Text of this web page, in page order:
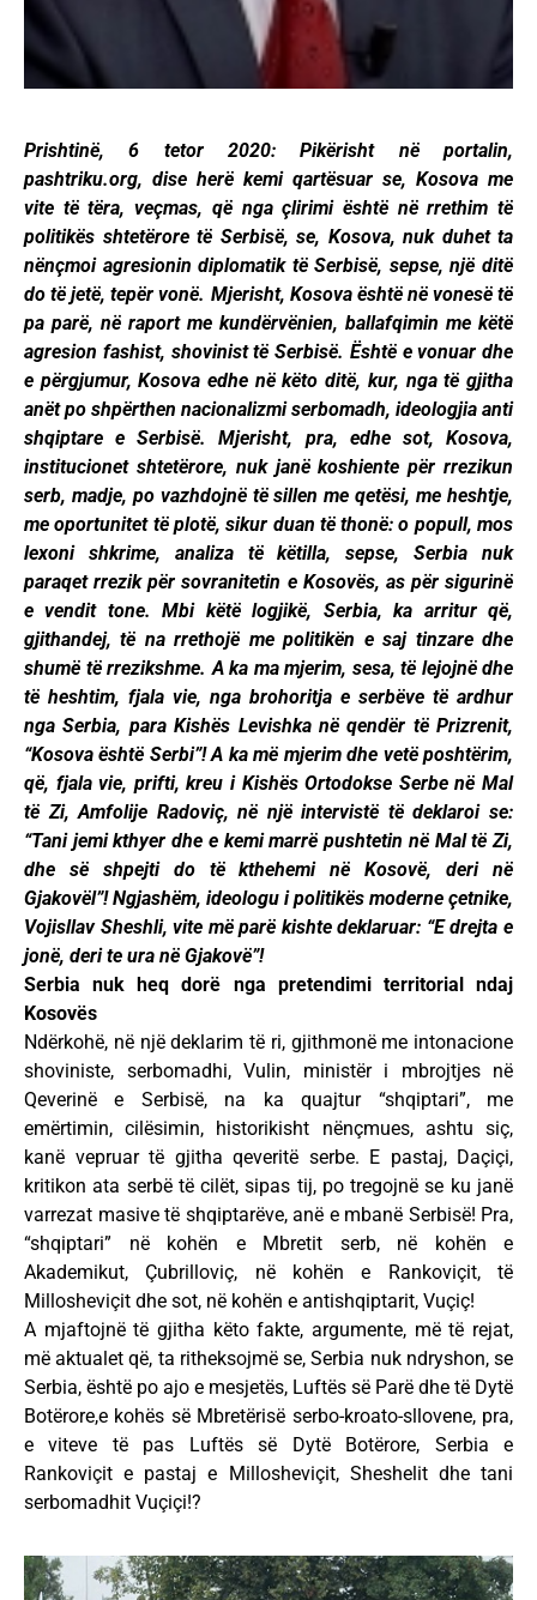
Prishtinë, 6 tetor 2020: Pikërisht në portalin,
pashtriku.org, dise herë kemi qartësuar se, Kosova me
vite të tëra, veçmas, që nga çlirimi është në rrethim të
politikës shtetërore të Serbisë, se, Kosova, nuk duhet ta
nënçmoi agresionin diplomatik të Serbisë, sepse, një ditë
do të jetë, tepër vonë. Mjerisht, Kosova është në vonesë të
pa parë, në raport me kundërvënien, ballafqimin me këtë
agresion fashist, shovinist të Serbisë. Është e vonuar dhe
e përgjumur, Kosova edhe në këto ditë, kur, nga të gjitha
anët po shpërthen nacionalizmi serbomadh, ideologjia anti
shqiptare e Serbisë. Mjerisht, pra, edhe sot, Kosova,
institucionet shtetërore, nuk janë koshiente për rrezikun
serb, madje, po vazhdojnë të sillen me qetësi, me heshtje,
me oportunitet të plotë, sikur duan të thonë: o popull, mos
lexoni shkrime, analiza të këtilla, sepse, Serbia nuk
paraqet rrezik për sovranitetin e Kosovës, as për sigurinë
e vendit tone. Mbi këtë logjikë, Serbia, ka arritur që,
gjithandej, të na rrethojë me politikën e saj tinzare dhe
shumë të rrezikshme. A ka ma mjerim, sesa, të lejojnë dhe
të heshtim, fjala vie, nga brohoritja e serbëve të ardhur
nga Serbia, para Kishës Levishka në qendër të Prizrenit,
“Kosova është Serbi”! A ka më mjerim dhe vetë poshtërim,
që, fjala vie, prifti, kreu i Kishës Ortodokse Serbe në Mal
të Zi, Amfolije Radoviç, në një intervistë të deklaroi se:
“Tani jemi kthyer dhe e kemi marrë pushtetin në Mal të Zi,
dhe së shpejti do të kthehemi në Kosovë, deri në
Gjakovël”! Ngjashëm, ideologu i politikës moderne çetnike,
Vojisllav Sheshli, vite më parë kishte deklaruar: “E drejta e
jonë, deri te ura në Gjakovë”!
Serbia nuk heq dorë nga pretendimi territorial ndaj
Kosovës
Ndërkohë, në një deklarim të ri, gjithmonë me intonacione
shoviniste, serbomadhi, Vulin, ministër i mbrojtjes në
Qeverinë e Serbisë, na ka quajtur “shqiptari”, me
emërtimin, cilësimin, historikisht nënçmues, ashtu siç,
kanë vepruar të gjitha qeveritë serbe. E pastaj, Daçiçi,
kritikon ata serbë të cilët, sipas tij, po tregojnë se ku janë
varrezat masive të shqiptarëve, anë e mbanë Serbisë! Pra,
“shqiptari” në kohën e Mbretit serb, në kohën e
Akademikut, Çubrilloviç, në kohën e Rankoviçit, të
Millosheviçit dhe sot, në kohën e antishqiptarit, Vuçiç!
A mjaftojnë të gjitha këto fakte, argumente, më të rejat,
më aktualet që, ta ritheksojmë se, Serbia nuk ndryshon, se
Serbia, është po ajo e mesjetës, Luftës së Parë dhe të Dytë
Botërore,e kohës së Mbretërisë serbo-kroato-sllovene, pra,
e viteve të pas Luftës së Dytë Botërore, Serbia e
Rankoviçit e pastaj e Millosheviçit, Sheshelit dhe tani
serbomadhit Vuçiçi!?